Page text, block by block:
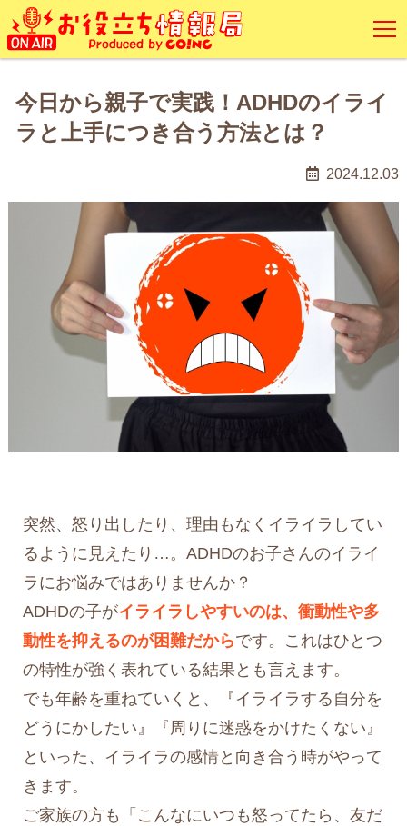
今日から親子で実践！ADHDのイライ
ラと上手につき合う方法とは？
2024.12.03
突然、怒り出したり、理由もなくイライラしてい
るように見えたり…。ADHDのお子さんのイライ
ラにお悩みではありませんか？
ADHDの子がイライラしやすいのは、衝動性や多
動性を抑えるのが困難だからです。これはひとつ
の特性が強く表れている結果とも言えます。
でも年齢を重ねていくと、『イライラする自分を
どうにかしたい』『周りに迷惑をかけたくない』
といった、イライラの感情と向き合う時がやって
きます。
ご家族の方も「こんなにいつも怒ってたら、友だ